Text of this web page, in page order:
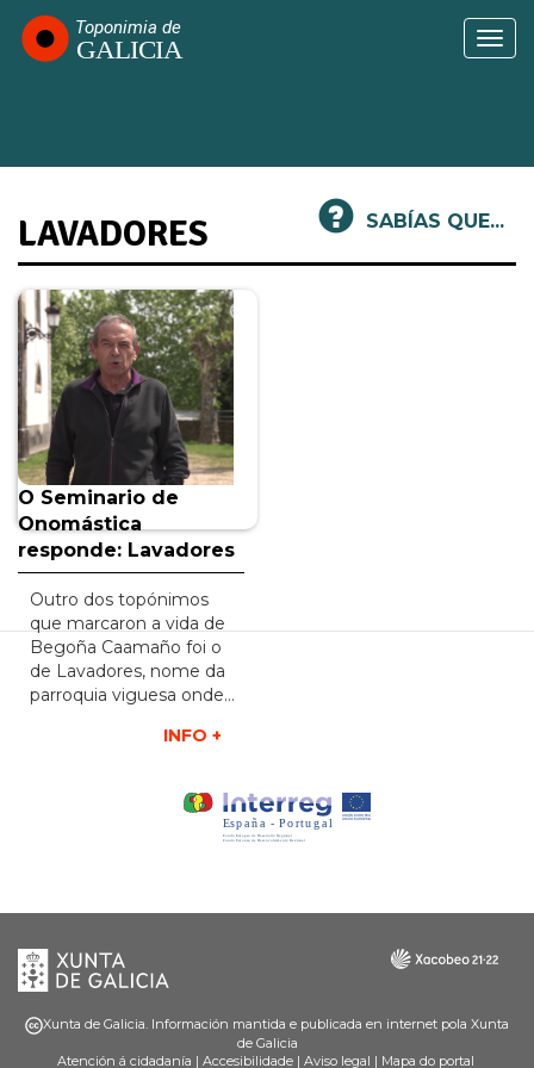
contido
SABÍAS QUE...
LAVADORES
O Seminario de
Onomástica
responde: Lavadores
Outro dos topónimos
que marcaron a vida de
Begoña Caamaño foi o
de Lavadores, nome da
parroquia viguesa onde…
INFO +
Xunta
de
Galicia
Galicia
Xunta de Galicia. Información mantida e publicada en internet pola Xunta
de Galicia
Atención á cidadanía | Accesibilidade | Aviso legal | Mapa do portal